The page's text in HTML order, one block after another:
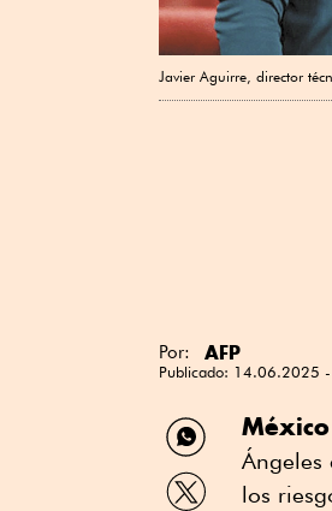
Javier Aguirre, director
Por: AFP
Publicado: 14.06.2025
Compartir
por
WhatsApp
Compartir
por
México
Ángeles
los